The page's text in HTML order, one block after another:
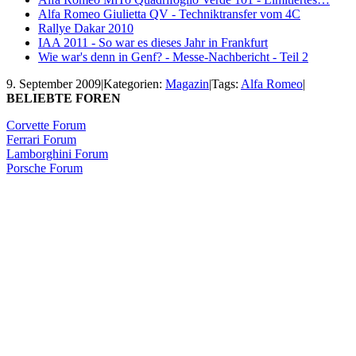
Alfa Romeo Giulietta QV - Techniktransfer vom 4C
Rallye Dakar 2010
IAA 2011 - So war es dieses Jahr in Frankfurt
Wie war's denn in Genf? - Messe-Nachbericht - Teil 2
9. September 2009|Kategorien: Magazin|Tags: Alfa Romeo|
BELIEBTE FOREN
Corvette Forum
Ferrari Forum
Lamborghini Forum
Porsche Forum